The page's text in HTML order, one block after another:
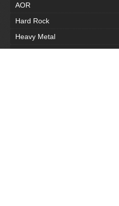
AOR
Hard Rock
Heavy Metal